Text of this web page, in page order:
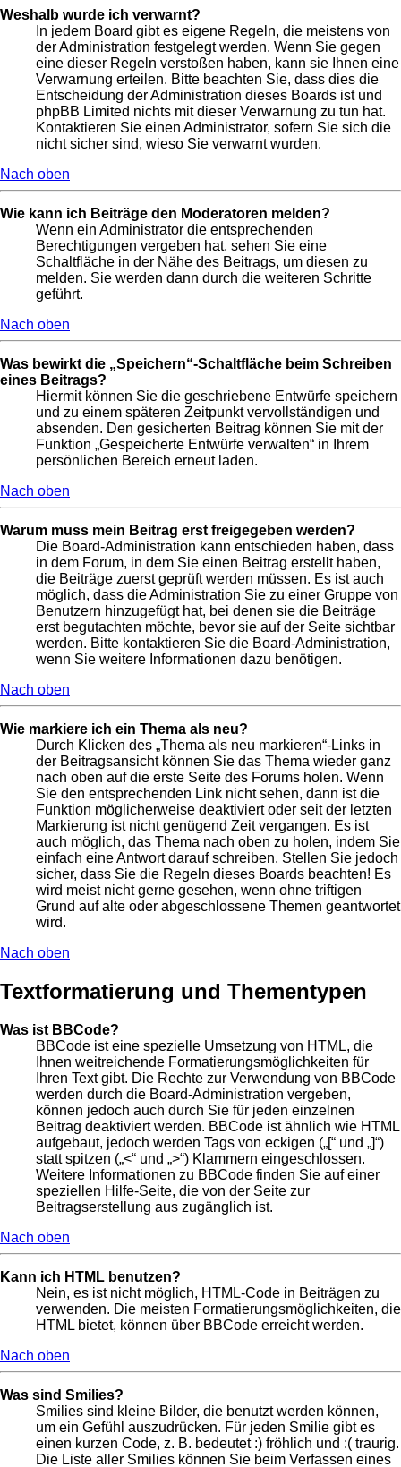
Weshalb wurde ich verwarnt?
In jedem Board gibt es eigene Regeln, die meistens von
der Administration festgelegt werden. Wenn Sie gegen
eine dieser Regeln verstoßen haben, kann sie Ihnen eine
Verwarnung erteilen. Bitte beachten Sie, dass dies die
Entscheidung der Administration dieses Boards ist und
phpBB Limited nichts mit dieser Verwarnung zu tun hat.
Kontaktieren Sie einen Administrator, sofern Sie sich die
nicht sicher sind, wieso Sie verwarnt wurden.
Nach oben
Wie kann ich Beiträge den Moderatoren melden?
Wenn ein Administrator die entsprechenden
Berechtigungen vergeben hat, sehen Sie eine
Schaltfläche in der Nähe des Beitrags, um diesen zu
melden. Sie werden dann durch die weiteren Schritte
geführt.
Nach oben
Was bewirkt die „Speichern“-Schaltfläche beim Schreiben
eines Beitrags?
Hiermit können Sie die geschriebene Entwürfe speichern
und zu einem späteren Zeitpunkt vervollständigen und
absenden. Den gesicherten Beitrag können Sie mit der
Funktion „Gespeicherte Entwürfe verwalten“ in Ihrem
persönlichen Bereich erneut laden.
Nach oben
Warum muss mein Beitrag erst freigegeben werden?
Die Board-Administration kann entschieden haben, dass
in dem Forum, in dem Sie einen Beitrag erstellt haben,
die Beiträge zuerst geprüft werden müssen. Es ist auch
möglich, dass die Administration Sie zu einer Gruppe von
Benutzern hinzugefügt hat, bei denen sie die Beiträge
erst begutachten möchte, bevor sie auf der Seite sichtbar
werden. Bitte kontaktieren Sie die Board-Administration,
wenn Sie weitere Informationen dazu benötigen.
Nach oben
Wie markiere ich ein Thema als neu?
Durch Klicken des „Thema als neu markieren“-Links in
der Beitragsansicht können Sie das Thema wieder ganz
nach oben auf die erste Seite des Forums holen. Wenn
Sie den entsprechenden Link nicht sehen, dann ist die
Funktion möglicherweise deaktiviert oder seit der letzten
Markierung ist nicht genügend Zeit vergangen. Es ist
auch möglich, das Thema nach oben zu holen, indem Sie
einfach eine Antwort darauf schreiben. Stellen Sie jedoch
sicher, dass Sie die Regeln dieses Boards beachten! Es
wird meist nicht gerne gesehen, wenn ohne triftigen
Grund auf alte oder abgeschlossene Themen geantwortet
wird.
Nach oben
Textformatierung und Thementypen
Was ist BBCode?
BBCode ist eine spezielle Umsetzung von HTML, die
Ihnen weitreichende Formatierungsmöglichkeiten für
Ihren Text gibt. Die Rechte zur Verwendung von BBCode
werden durch die Board-Administration vergeben,
können jedoch auch durch Sie für jeden einzelnen
Beitrag deaktiviert werden. BBCode ist ähnlich wie HTML
aufgebaut, jedoch werden Tags von eckigen („[“ und „]“)
statt spitzen („<“ und „>“) Klammern eingeschlossen.
Weitere Informationen zu BBCode finden Sie auf einer
speziellen Hilfe-Seite, die von der Seite zur
Beitragserstellung aus zugänglich ist.
Nach oben
Kann ich HTML benutzen?
Nein, es ist nicht möglich, HTML-Code in Beiträgen zu
verwenden. Die meisten Formatierungsmöglichkeiten, die
HTML bietet, können über BBCode erreicht werden.
Nach oben
Was sind Smilies?
Smilies sind kleine Bilder, die benutzt werden können,
um ein Gefühl auszudrücken. Für jeden Smilie gibt es
einen kurzen Code, z. B. bedeutet :) fröhlich und :( traurig.
Die Liste aller Smilies können Sie beim Verfassen eines